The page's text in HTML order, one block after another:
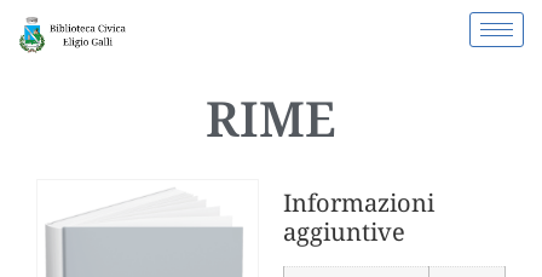
RIME
Informazioni
aggiuntive